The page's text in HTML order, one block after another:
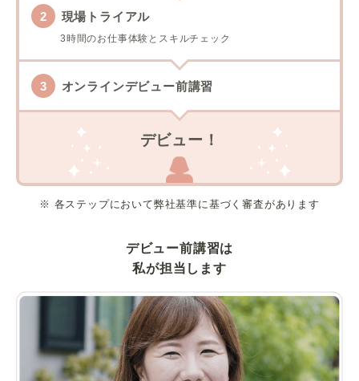
現場トライアル
3時間のお仕事体験とスキルチェック
オンラインデビュー前講習
デビュー！
※ 各ステップにおいて弊社基準に基づく審査があります
デビュー前講習は
私が担当します